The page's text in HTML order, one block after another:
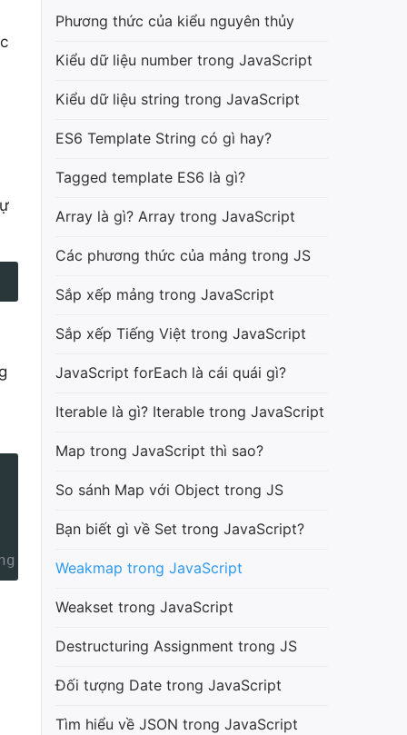
Phương thức của kiểu nguyên thủy
Kiểu dữ liệu number trong JavaScript
Kiểu dữ liệu string trong JavaScript
ES6 Template String có gì hay?
Tagged template ES6 là gì?
Array là gì? Array trong JavaScript
Các phương thức của mảng trong JS
Sắp xếp mảng trong JavaScript
Sắp xếp Tiếng Việt trong JavaScript
JavaScript forEach là cái quái gì?
Iterable là gì? Iterable trong JavaScript
Map trong JavaScript thì sao?
So sánh Map với Object trong JS
Bạn biết gì về Set trong JavaScript?
Weakmap trong JavaScript
Weakset trong JavaScript
Destructuring Assignment trong JS
Đối tượng Date trong JavaScript
Tìm hiểu về JSON trong JavaScript